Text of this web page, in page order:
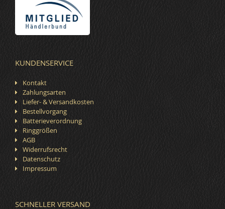
KUNDENSERVICE
Kontakt
Zahlungsarten
Liefer- & Versandkosten
Bestellvorgang
Batterieverordnung
Ringgrößen
AGB
Widerrufsrecht
Datenschutz
Impressum
SCHNELLER VERSAND